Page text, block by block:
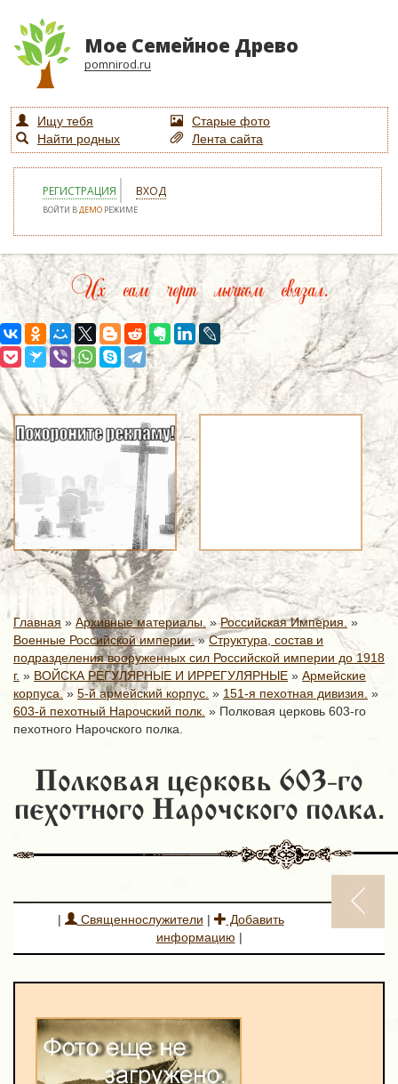
Мое Семейное Древо
pomnirod.ru
Ищу тебя
Старые фото
Найти родных
Лента сайта
РЕГИСТРАЦИЯ ВХОД
ВОЙТИ ВДЕМО РЕЖИМЕ
Их сам черт лычком связал.
Главная » Архивные материалы. »Российская Империя. »
Военные Российской империи.»Структура, состав и
подразделения вооруженных сил Российской империи до 1918
г. » ВОЙСКА РЕГУЛЯРНЫЕ И ИРРЕГУЛЯРНЫЕ » Армейские
корпуса.» 5-й армейский корпус. » 151-я пехотная дивизия. »
603-й пехотный Нарочский полк. » Полковая церковь 603-го
пехотного Нарочского полка.
Полковая церковь 603-го
пехотного Нарочского полка.
| Священнослужители |
Добавить
информацию |